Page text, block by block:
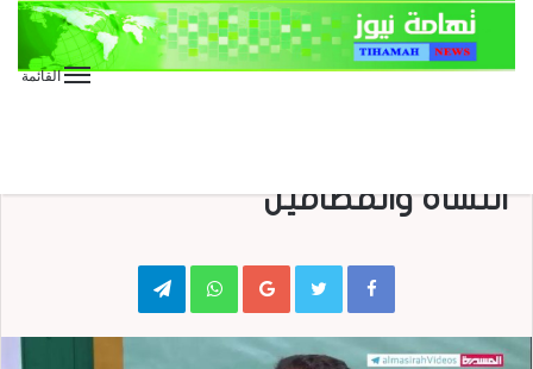
القائمة
النشأة والمضامين
Google+
WhatsApp
Telegram